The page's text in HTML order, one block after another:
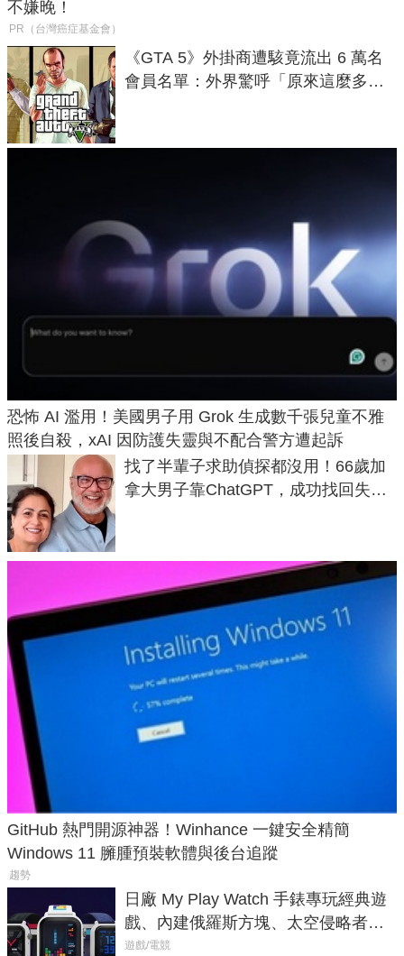
不嫌晚！
PR（台灣癌症基金會）
《GTA 5》外掛商遭駭竟流出 6 萬名
會員名單：外界驚呼「原來這麼多人
恐怖 AI 濫用！美國男子用 Grok 生成數千張兒童不雅
照後自殺，xAI 因防護失靈與不配合警方遭起訴
找了半輩子求助偵探都沒用！66歲加
拿大男子靠ChatGPT，成功找回失散
GitHub 熱門開源神器！Winhance 一鍵安全精簡
Windows 11 臃腫預裝軟體與後台追蹤
趨勢
日廠 My Play Watch 手錶專玩經典遊
戲、內建俄羅斯方塊、太空侵略者，
不過竟然不能連手機？
遊戲/電競